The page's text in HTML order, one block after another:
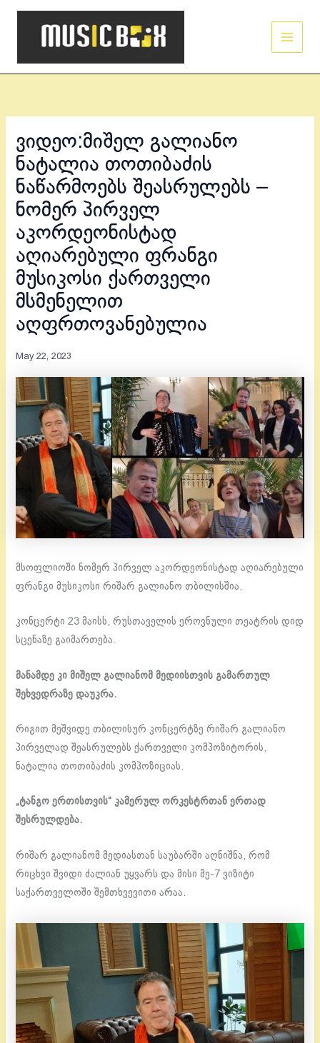
Skip
ვიდეო:მიშელ გალიანო
ნატალია თოთიბაძის
ნაწარმოებს შეასრულებს –
ნომერ პირველ
აკორდეონისტად
აღიარებული ფრანგი
მუსიკოსი ქართველი
მსმენელით
აღფრთოვანებულია
May 22, 2023
მსოფლიოში ნომერ პირველ აკორდეონისტად აღიარებული
ფრანგი მუსიკოსი რიშარ გალიანო თბილისშია.
კონცერტი 23 მაისს, რუსთაველის ეროვნული თეატრის დიდ
სცენაზე გაიმართება.
მანამდე კი მიშელ გალიანომ მედიისთვის გამართულ
შეხვედრაზე დაუკრა.
რიგით მეშვიდე თბილისურ კონცერტზე რიშარ გალიანო
პირველად შეასრულებს ქართველი კომპოზიტორის,
ნატალია თოთიბაძის კომპოზიციას.
„ტანგო ერთისთვის“ კამერულ ორკესტრთან ერთად
შესრულდება.
რიშარ გალიანომ მედიასთან საუბარში აღნიშნა, რომ
რიცხვი შვიდი ძალიან უყვარს და მისი მე-7 ვიზიტი
საქართველოში შემთხვევითი არაა.